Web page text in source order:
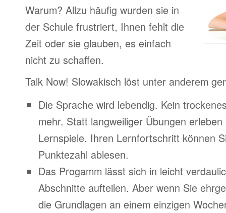
Warum? Allzu häufig wurden sie in
der Schule frustriert, Ihnen fehlt die
Zeit oder sie glauben, es einfach
nicht zu schaffen.
Talk Now! Slowakisch löst unter anderem
Die Sprache wird lebendig. Kein
mehr. Statt langweiliger Übungen
Lernspiele. Ihren Lernfortschritt können
Punktezahl ablesen.
Das Progamm lässt sich in leicht
Abschnitte aufteilen. Aber wenn Sie
die Grundlagen an einem einzigen